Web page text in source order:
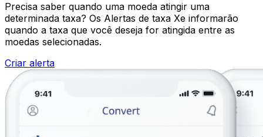
Precisa saber quando uma moeda atingir uma
determinada taxa? Os Alertas de taxa Xe informarão
quando a taxa que você deseja for atingida entre as
moedas selecionadas.
Criar alerta